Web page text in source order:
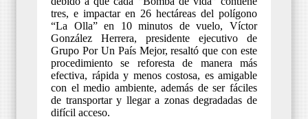
tres, e impactar en 26 hectáreas del polígono
“La Olla” en 10 minutos de vuelo, Víctor
González Herrera, presidente ejecutivo de
Grupo Por Un País Mejor, resaltó que con este
procedimiento se reforesta de manera más
efectiva, rápida y menos costosa, es amigable
con el medio ambiente, además de ser fáciles
de transportar y llegar a zonas degradadas de
difícil acceso.